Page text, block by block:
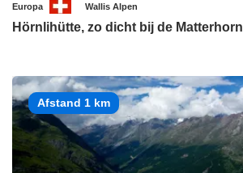
Europa Wallis Alpen
Hörnlihütte, zo dicht bij de Matterhorn
Afstand 1 km